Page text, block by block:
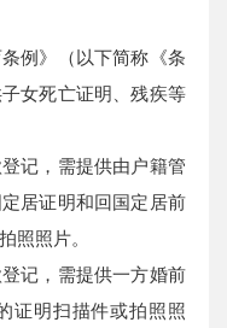
例》（以下简称《条
女死亡证明、残疾等
记，需提供由户籍管
居证明和回国定居前
照照片。
记，需提供一方婚前
证明扫描件或拍照照